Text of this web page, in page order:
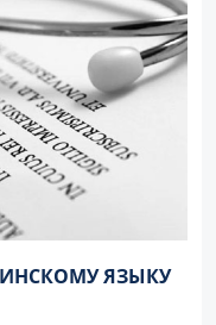
ЯЗЫКУ